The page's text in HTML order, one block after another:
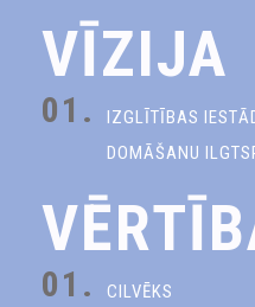
VĪZIJA
01.
IZGLĪTĪBAS
DOMĀŠANU
01. CILVĒKS